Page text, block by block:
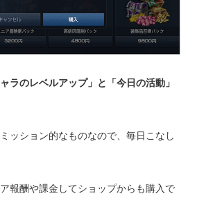
ラのレベルアップ」と「今日の活動」
ッション的なものなので、毎日こなし
報酬や課金してショップからも購入で